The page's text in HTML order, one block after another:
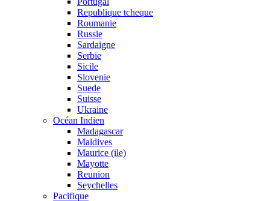
Republique tcheque
Roumanie
Russie
Sardaigne
Serbie
Sicile
Slovenie
Suede
Suisse
Ukraine
Océan Indien
Madagascar
Maldives
Maurice (ile)
Mayotte
Reunion
Seychelles
Pacifique